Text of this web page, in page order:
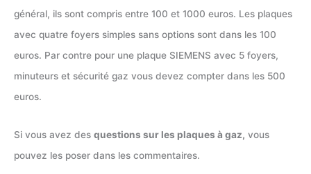
général, ils sont compris entre 100 et 1000 euros. Les plaques
avec quatre foyers simples sans options sont dans les 100
euros. Par contre pour une plaque SIEMENS avec 5 foyers,
minuteurs et sécurité gaz vous devez compter dans les 500
euros.
Si vous avez des questions sur les plaques à gaz, vous
pouvez les poser dans les commentaires.